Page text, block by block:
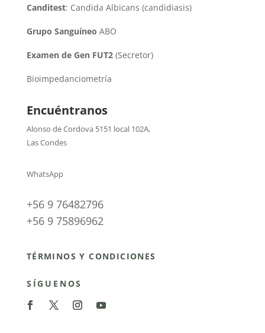
Canditest: Candida Albicans (candidiasis)
Grupo Sanguíneo ABO
Examen de Gen FUT2(Secretor)
Bioimpedanciometría
Encuéntranos
Alonso de Cordova 5151 local 102A,
Las Condes
WhatsApp
+56 9 76482796
+56 9 75896962
TÉRMINOS Y CONDICIONES
SÍGUENOS